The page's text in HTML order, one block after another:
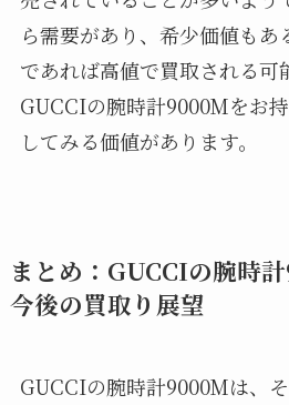
ら需要があり、希少価値もあ
であれば高値で買取される可
GUCCIの腕時計9000Mをお
してみる価値があります。
まとめ：GUCCIの腕時
今後の買取り展望
GUCCIの腕時計9000Mは、